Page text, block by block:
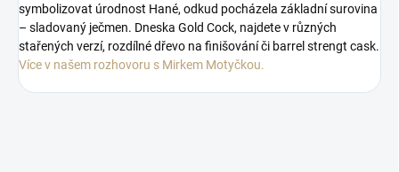
symbolizovat úrodnost Hané, odkud pocházela základní surovina
– sladovaný ječmen. Dneska Gold Cock, najdete v různých
stařených verzí, rozdílné dřevo na finišování či barrel strengt cask.
Více v našem rozhovoru s Mirkem Motyčkou.